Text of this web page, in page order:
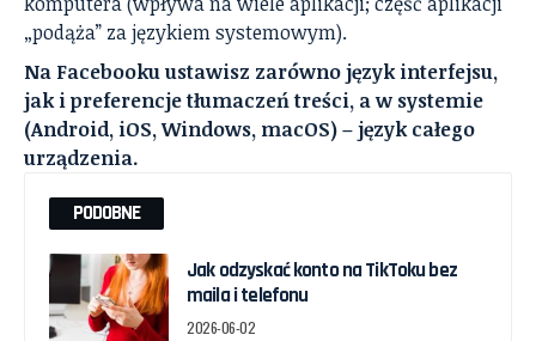
„podąża” za językiem systemowym).
Na Facebooku ustawisz zarówno język interfejsu,
jak i preferencje tłumaczeń treści, a w systemie
(Android, iOS, Windows, macOS) – język całego
urządzenia.
PODOBNE
Jak odzyskać konto na TikToku bez
maila i telefonu
2026-06-02